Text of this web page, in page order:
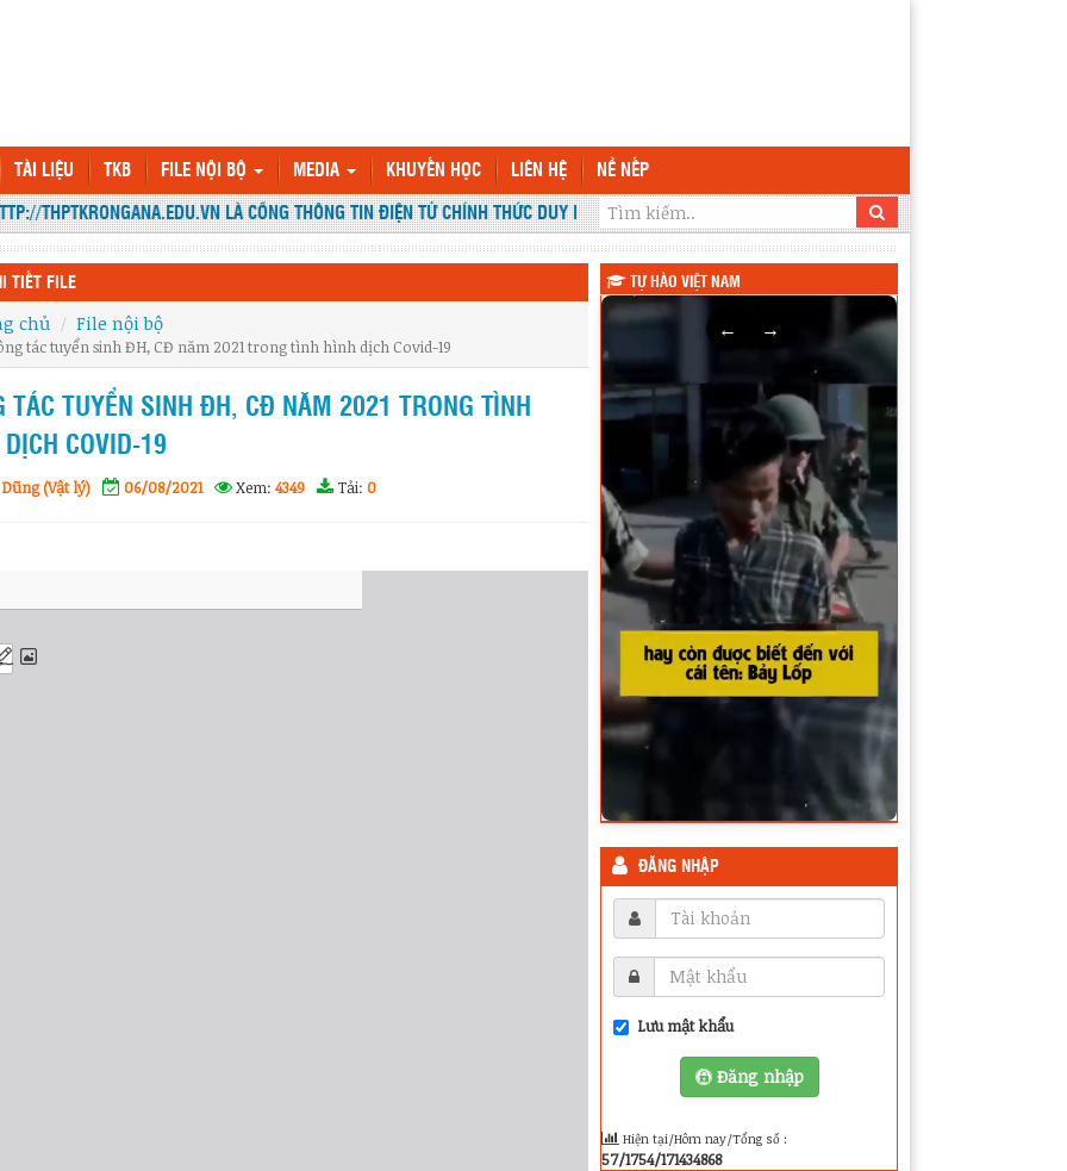
TÀI LIỆU TKB FILE NỘI BỘ MEDIA KHUYẾN HỌC LIÊN HỆ NỀ NẾP
THPTKRONGANA.EDU.VN LÀ CỔNG THÔNG TIN ĐIỆN TỬ CHÍNH THỨC DUY NHẤT CỦA TRƯỜNG THPT KRÔNG ANA
TIẾT FILE
chủ File nội bộ
tác tuyển sinh ĐH, CĐ năm 2021 trong tình hình dịch Covid-19
TÁC TUYỂN SINH ĐH, CĐ NĂM 2021 TRONG TÌNH
DỊCH COVID-19
(Vật lý) 06/08/2021 Xem: 4349 Tải: 0
TỰ HÀO VIỆT NAM
← →
ĐĂNG NHẬP
Lưu mật khẩu
Đăng nhập
Hiện tại/Hôm nay/Tổng số :
57/1754/171434868